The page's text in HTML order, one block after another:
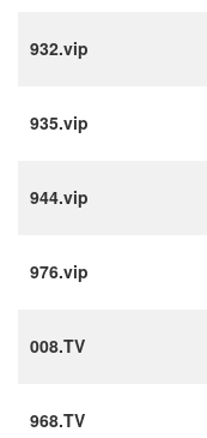
932.vip
935.vip
944.vip
976.vip
008.TV
968.TV